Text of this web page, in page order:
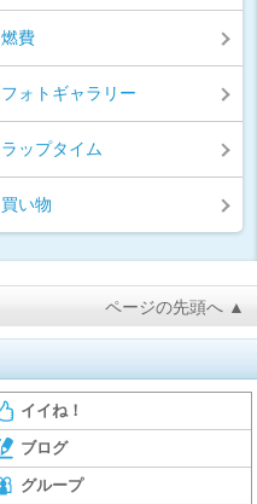
燃費
フォトギャラリー
ラップタイム
買い物
ページの先頭へ ▲
イイね！
ブログ
グループ